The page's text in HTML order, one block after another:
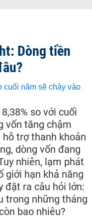
Dòng tiền
so với cuối
vốn tăng chậm
hỗ trợ thanh khoản
dòng vốn đang
nhiên, lạm phát
giới hạn khả năng
đặt ra câu hỏi lớn:
trong những tháng
bao nhiêu?